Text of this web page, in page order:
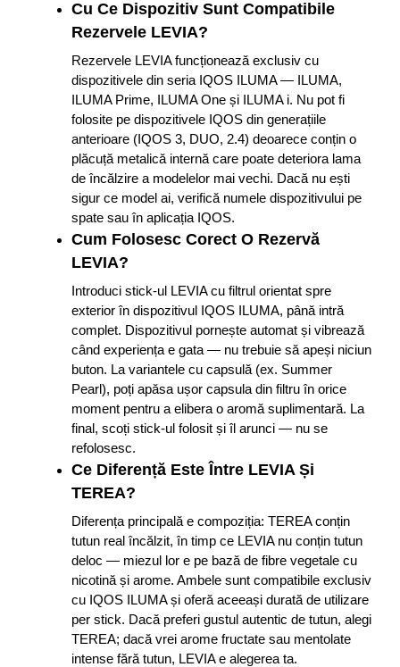
Cu Ce Dispozitiv Sunt Compatibile
Rezervele LEVIA?
Rezervele LEVIA funcționează exclusiv cu
dispozitivele din seria IQOS ILUMA — ILUMA,
ILUMA Prime, ILUMA One și ILUMA i. Nu pot fi
folosite pe dispozitivele IQOS din generațiile
anterioare (IQOS 3, DUO, 2.4) deoarece conțin o
plăcuță metalică internă care poate deteriora lama
de încălzire a modelelor mai vechi. Dacă nu ești
sigur ce model ai, verifică numele dispozitivului pe
spate sau în aplicația IQOS.
Cum Folosesc Corect O Rezervă
LEVIA?
Introduci stick-ul LEVIA cu filtrul orientat spre
exterior în dispozitivul IQOS ILUMA, până intră
complet. Dispozitivul pornește automat și vibrează
când experiența e gata — nu trebuie să apeși niciun
buton. La variantele cu capsulă (ex. Summer
Pearl), poți apăsa ușor capsula din filtru în orice
moment pentru a elibera o aromă suplimentară. La
final, scoți stick-ul folosit și îl arunci — nu se
refolosesc.
Ce Diferență Este Între LEVIA Și
TEREA?
Diferența principală e compoziția: TEREA conțin
tutun real încălzit, în timp ce LEVIA nu conțin tutun
deloc — miezul lor e pe bază de fibre vegetale cu
nicotină și arome. Ambele sunt compatibile exclusiv
cu IQOS ILUMA și oferă aceeași durată de utilizare
per stick. Dacă preferi gustul autentic de tutun, alegi
TEREA; dacă vrei arome fructate sau mentolate
intense fără tutun, LEVIA e alegerea ta.